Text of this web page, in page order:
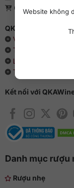
Website không
Giấy phép bán lẻ
QKAWine - Chuyên
Về chúng tôi
Thông cáo báo chí
Liên hệ với
Tin tức và sự kiện
Kết nối với
Danh mục rượu
Rượu nhẹ